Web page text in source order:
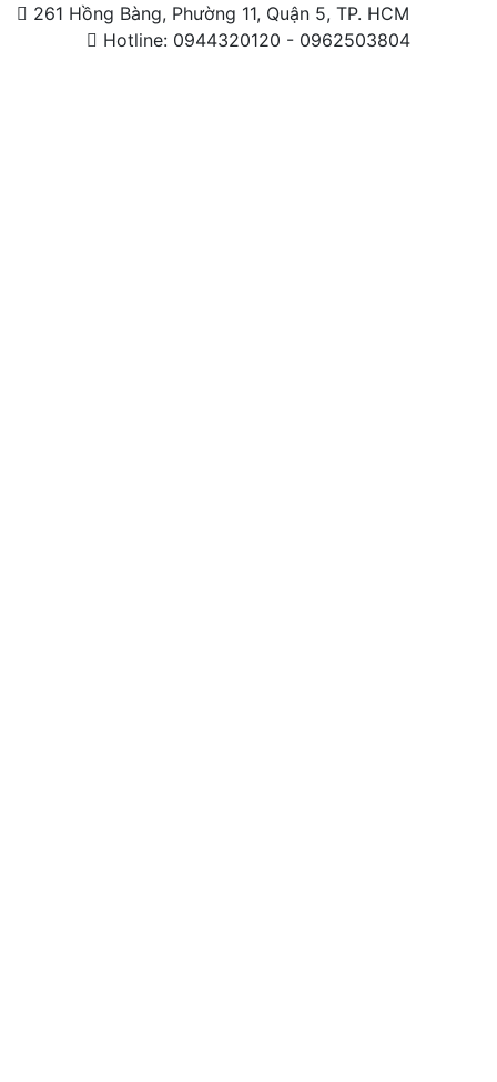
261 Hồng Bàng, Phường 11, Quận 5, TP. HCM
Hotline: 0944320120 - 0962503804